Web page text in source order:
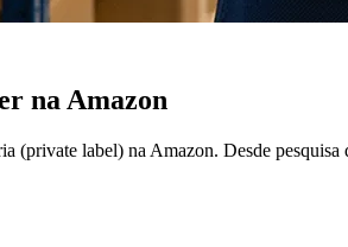
na Amazon
(private label) na Amazon. Desde